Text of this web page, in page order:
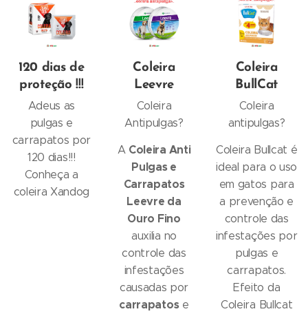
120 dias de
proteção !!!
Adeus as
pulgas e
carrapatos por
120 dias!!!
Conheça a
coleira Xandog
Coleira
Leevre
Coleira
Antipulgas?
A Coleira Anti
Pulgas e
Carrapatos
Leevre da
Ouro Fino
auxilia no
controle das
infestações
causadas por
carrapatose
Coleira
BullCat
Coleira
antipulgas?
Coleira Bullcat é
ideal para o uso
em gatos para
a prevenção e
controle das
infestações por
pulgas e
carrapatos.
Efeito da
Coleira Bullcat